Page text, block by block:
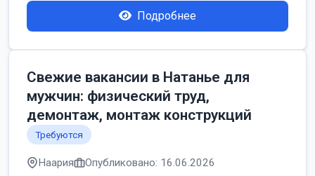
Подробнее
Свежие вакансии в Натанье для
мужчин: физический труд,
демонтаж, монтаж конструкций
Требуются
Наария Опубликовано: 16.06.2026